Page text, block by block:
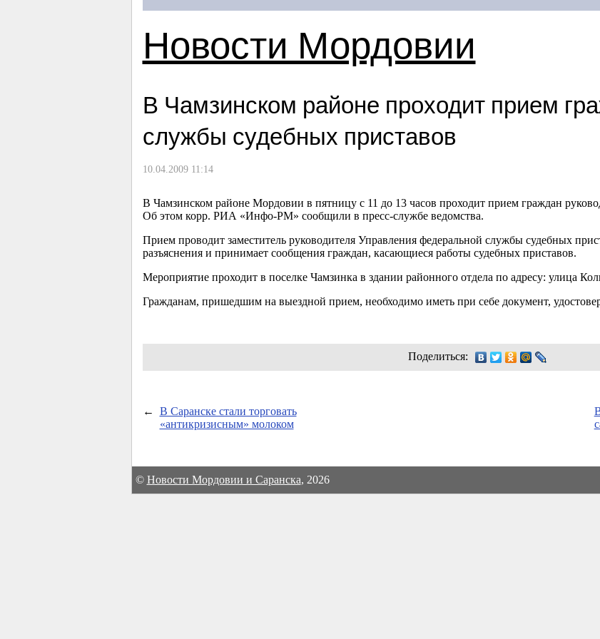
Новости Мордовии
В Чамзинском районе проходит прием
службы судебных приставов
10.04.2009 11:14
В Чамзинском районе Мордовии в пятницу с 11 до 13 часов проходит прием граждан
Об этом корр. РИА «Инфо-РМ» сообщили в пресс-службе ведомства.
Прием проводит заместитель руководителя Управления федеральной службы судебных
разъяснения и принимает сообщения граждан, касающиеся работы судебных приставов.
Мероприятие проходит в поселке Чамзинка в здании районного отдела по адресу: улица
Гражданам, пришедшим на выездной прием, необходимо иметь при себе документ,
Поделиться:
←
В Саранске стали торговать
«антикризисным» молоком
© Новости Мордовии и Саранска, 2026